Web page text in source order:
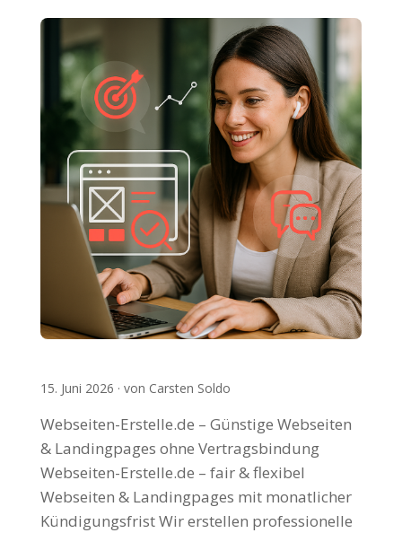
15. Juni 2026 · von Carsten Soldo
Webseiten-Erstelle.de – Günstige Webseiten
& Landingpages ohne Vertragsbindung
Webseiten-Erstelle.de – fair & flexibel
Webseiten & Landingpages mit monatlicher
Kündigungsfrist Wir erstellen professionelle